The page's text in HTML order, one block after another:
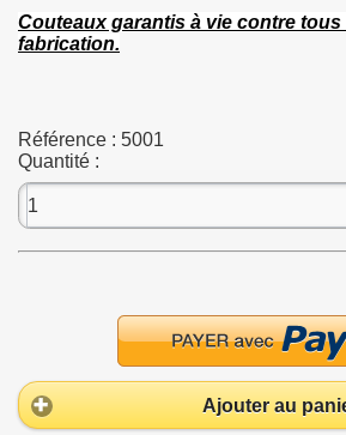
Couteaux garantis à vie contre tous
fabrication.
Référence : 5001
Quantité :
Ajouter au